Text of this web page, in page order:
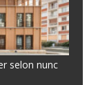
selon nunc